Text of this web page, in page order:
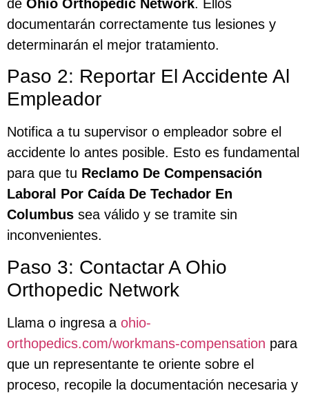
de Ohio Orthopedic Network. Ellos
documentarán correctamente tus lesiones y
determinarán el mejor tratamiento.
Paso 2: Reportar El Accidente Al
Empleador
Notifica a tu supervisor o empleador sobre el
accidente lo antes posible. Esto es fundamental
para que tu Reclamo De Compensación
Laboral Por Caída De Techador En
Columbus sea válido y se tramite sin
inconvenientes.
Paso 3: Contactar A Ohio
Orthopedic Network
Llama o ingresa a ohio-
orthopedics.com/workmans-compensation para
que un representante te oriente sobre el
proceso, recopile la documentación necesaria y